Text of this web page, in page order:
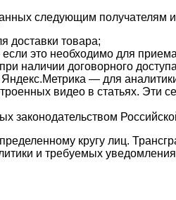
следующим получателям
доставки товара;
это необходимо для
наличии договорного
— для
видео в статьях. Эти
законодательством
кругу лиц.
и требуемых